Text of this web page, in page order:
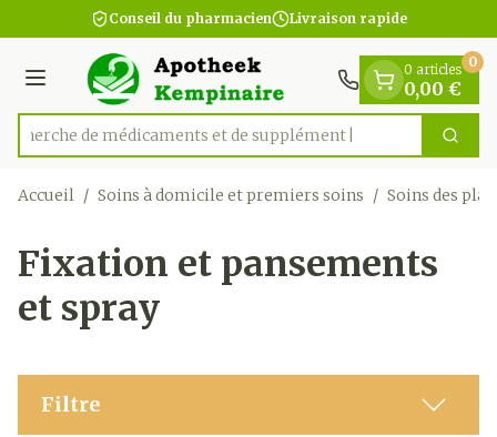
Aller au contenu
1 de 1
Conseil du pharmacien Livraison rapide
Menu
Rechercher
Recherche de médicame
0 articles
0,00 €
0
Accueil / Soins à domicile et premiers soins / Soins des
Fixation et pansements
et spray
Filtre